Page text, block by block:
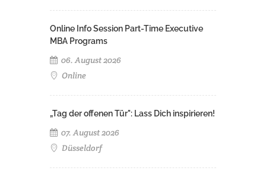
Online Info Session Part-Time Executive
MBA Programs
06. August 2026
Online
„Tag der offenen Tür": Lass Dich inspirieren!
07. August 2026
Düsseldorf